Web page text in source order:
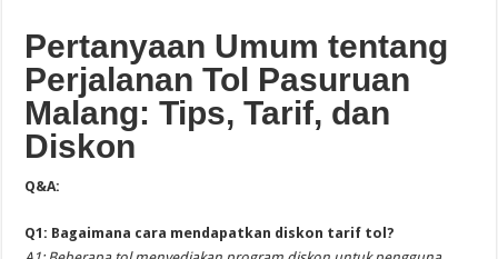
Pertanyaan Umum tentang
Perjalanan Tol Pasuruan
Malang: Tips, Tarif, dan
Diskon
Q&A:
Q1: Bagaimana cara mendapatkan diskon tarif tol?